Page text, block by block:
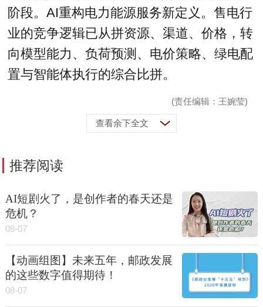
阶段。AI重构电力能源服务新定义。售电行
业的竞争逻辑已从拼资源、渠道、价格，转
向模型能力、负荷预测、电价策略、绿电配
置与智能体执行的综合比拼。
(责任编辑：王婉莹)
查看余下全文
推荐阅读
AI短剧火了，是创作者的春天还是
危机？
08-07
【动画组图】未来五年，邮政发展
的这些数字值得期待！
08-07